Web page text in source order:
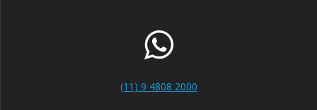
(11) 9 4808 2000